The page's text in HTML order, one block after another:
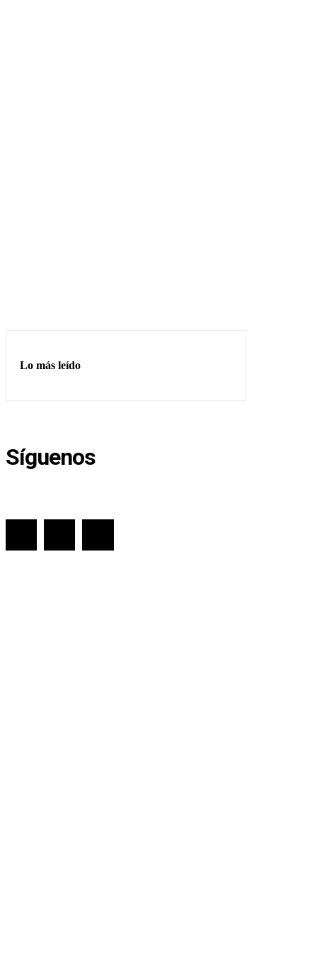
Lo más leído
Síguenos